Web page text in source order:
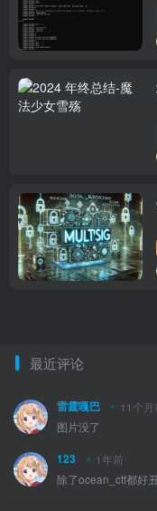
最近评论
雷霆嘎巴 11个月
图片没了
123 1年前
除了ocean_ctf都好丑